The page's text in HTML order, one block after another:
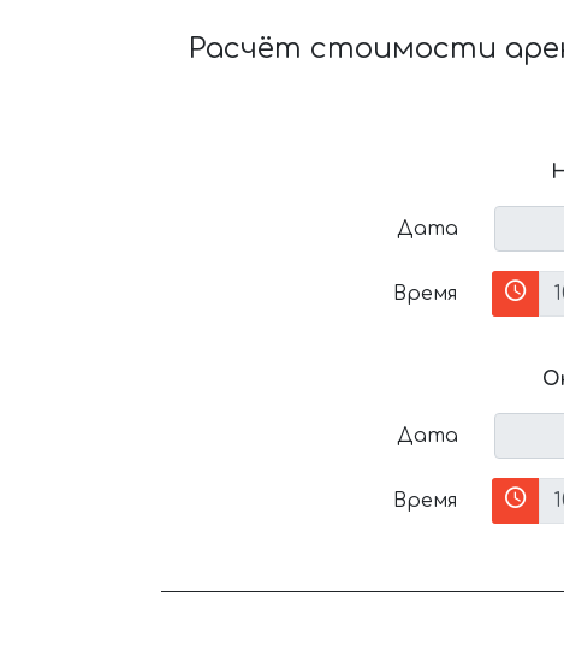
Расчёт стоимости
Дата
Время
Дата
Время